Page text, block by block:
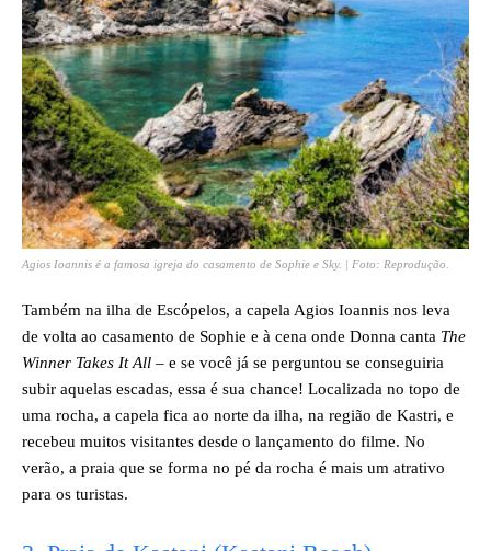
Agios Ioannis é a famosa igreja do casamento de Sophie e Sky. | Foto: Reprodução.
Também na ilha de Escópelos, a capela Agios Ioannis nos leva
de volta ao casamento de Sophie e à cena onde Donna canta The
Winner Takes It All – e se você já se perguntou se conseguiria
subir aquelas escadas, essa é sua chance! Localizada no topo de
uma rocha, a capela fica ao norte da ilha, na região de Kastri, e
recebeu muitos visitantes desde o lançamento do filme. No
verão, a praia que se forma no pé da rocha é mais um atrativo
para os turistas.